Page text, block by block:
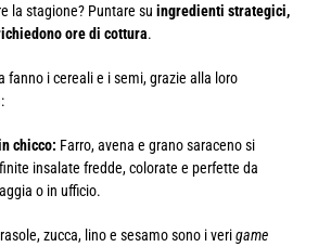
la stagione? Puntare su ingredienti strategici,
ore di cottura.
fanno i cereali e i semi, grazie alla loro
chicco: Farro, avena e grano saraceno si
insalate fredde, colorate e perfette da
o in ufficio.
zucca, lino e sesamo sono i verigame